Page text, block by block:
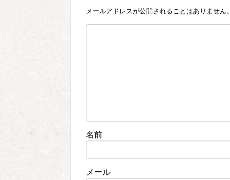
メールアドレスが公開されることはありません。
名前
メール